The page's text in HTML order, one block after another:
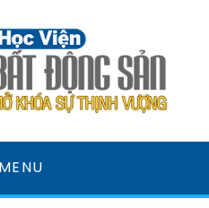
ĐỘNG
MENU